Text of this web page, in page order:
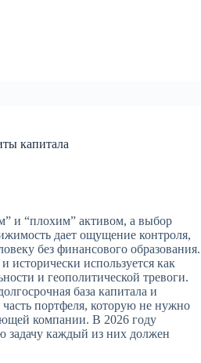
капитала
и “плохим” активом, а выбор
дает ощущение контроля,
без финансового образования.
используется как
и геополитической тревоги.
база капитала и
портфеля, которую не нужно
компании. В 2026 году
задачу каждый из них должен